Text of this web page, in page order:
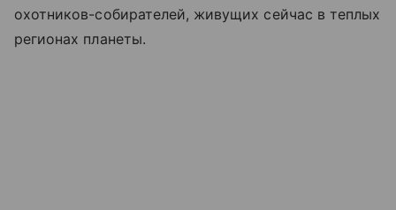
охотников-собирателей, живущих сейчас в теплых
регионах планеты.